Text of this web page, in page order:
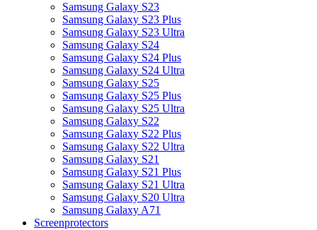
Samsung Galaxy S23
Samsung Galaxy S23 Plus
Samsung Galaxy S23 Ultra
Samsung Galaxy S24
Samsung Galaxy S24 Plus
Samsung Galaxy S24 Ultra
Samsung Galaxy S25
Samsung Galaxy S25 Plus
Samsung Galaxy S25 Ultra
Samsung Galaxy S22
Samsung Galaxy S22 Plus
Samsung Galaxy S22 Ultra
Samsung Galaxy S21
Samsung Galaxy S21 Plus
Samsung Galaxy S21 Ultra
Samsung Galaxy S20 Ultra
Samsung Galaxy A71
Screenprotectors